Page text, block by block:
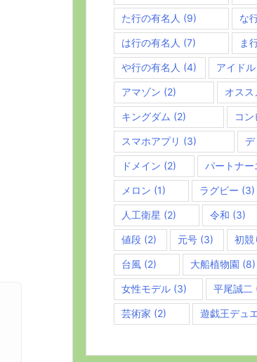
た行の有名人 (9) な
は行の有名人 (7) ま
や行の有名人 (4) アイドル
アマゾン (2) オスス
キングダム (2) コン
スマホアプリ (3) デ
ドメイン (2) パートナー
メロン (1) ラグビー (3)
人工衛星 (2) 令和 (3)
値段 (2) 元号 (3) 初競
台風 (2) 大船植物園 (8)
女性モデル (3) 平尾誠二
芸術家 (2) 遊戯王デュ